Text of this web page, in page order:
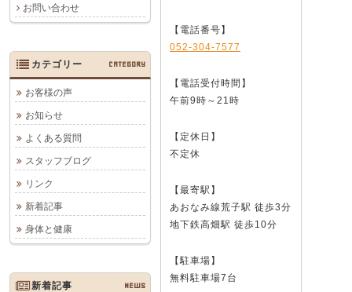
お問い合わせ
【電話番号】
052-304-7577
【電話受付時間】
午前9時～21時
【定休日】
不定休
【最寄駅】
あおなみ線荒子駅 徒歩3分
地下鉄高畑駅 徒歩10分
【駐車場】
無料駐車場7台
カテゴリー CATEGORY
お客様の声
お知らせ
よくある質問
スタッフブログ
リンク
新着記事
身体と健康
新着記事 NEWS